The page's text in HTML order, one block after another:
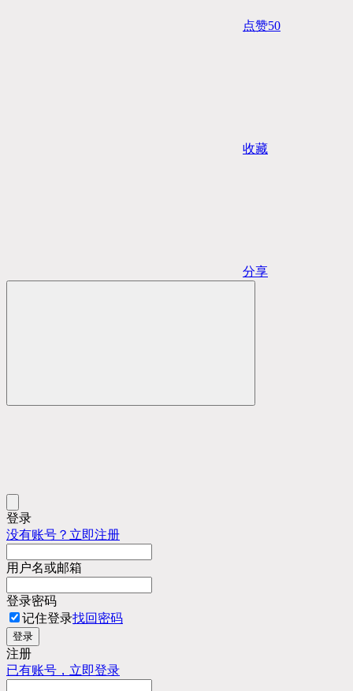
点赞50
收藏
分享
登录
没有账号？立即注册
用户名或邮箱
登录密码
记住登录找回密码
登录
注册
已有账号，立即登录